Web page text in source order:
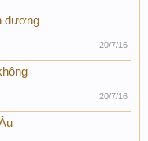
dương
20/7/16
20/7/16